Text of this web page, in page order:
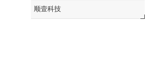
顺壹科技